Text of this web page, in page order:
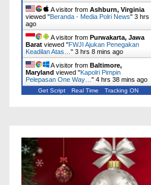
A visitor from Ashburn, Virginia
viewed "Beranda - Media Polri News" 3 hrs
ago
A visitor from Purwakarta, Jawa
Barat viewed "FWJI Ajukan Penegakan
Keadilan Atas… " 3 hrs 8 mins ago
A visitor from Baltimore,
Maryland viewed "Kapolri Pimpin
Pelepasan One Way… " 4 hrs 38 mins ago
Get Script Real Time Tracking ON